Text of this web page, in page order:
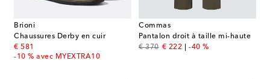
Brioni
Chaussures Derby en cuir
€ 581
original price
-10 % avec MYEXTRA10
Commas
Pantalon droit à taille mi-haute
€ 370
original price
€ 222
discount price
-40 %